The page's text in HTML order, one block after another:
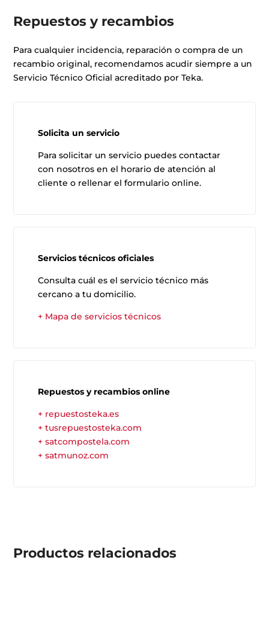
Repuestos y recambios
Para cualquier incidencia, reparación o compra de un
recambio original, recomendamos acudir siempre a un
Servicio Técnico Oficial acreditado por Teka.
Solicita un servicio
Para solicitar un servicio puedes contactar
con nosotros en el horario de atención al
cliente o rellenar el formulario online.
Servicios técnicos oficiales
Consulta cuál es el servicio técnico más
cercano a tu domicilio.
+ Mapa de servicios técnicos
Repuestos y recambios online
+ repuestosteka.es
+ tusrepuestosteka.com
+ satcompostela.com
+ satmunoz.com
Productos relacionados